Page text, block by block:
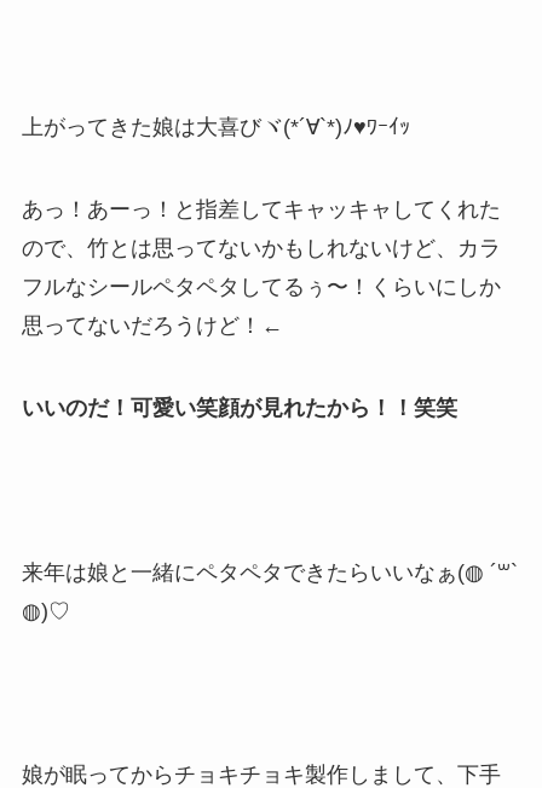
上がってきた娘は大喜びヾ(*´∀`*)ﾉ♥ﾜｰｲｯ
あっ！あーっ！と指差してキャッキャしてくれた
ので、竹とは思ってないかもしれないけど、カラ
フルなシールペタペタしてるぅ〜！くらいにしか
思ってないだろうけど！←
いいのだ！可愛い笑顔が見れたから！！笑笑
来年は娘と一緒にペタペタできたらいいなぁ(◍ ´꒳`
◍)♡
娘が眠ってからチョキチョキ製作しまして、下手